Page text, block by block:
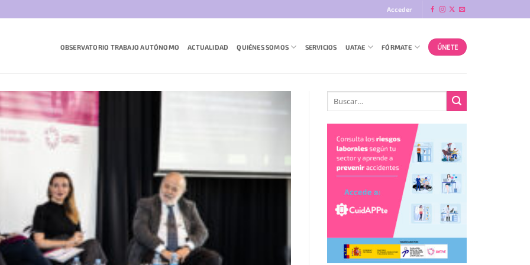
Acceder
OBSERVATORIO TRABAJO AUTÓNOMO ACTUALIDAD QUIÉNES SOMOS SERVICIOS UATAE FÓRMATE ÚNETE